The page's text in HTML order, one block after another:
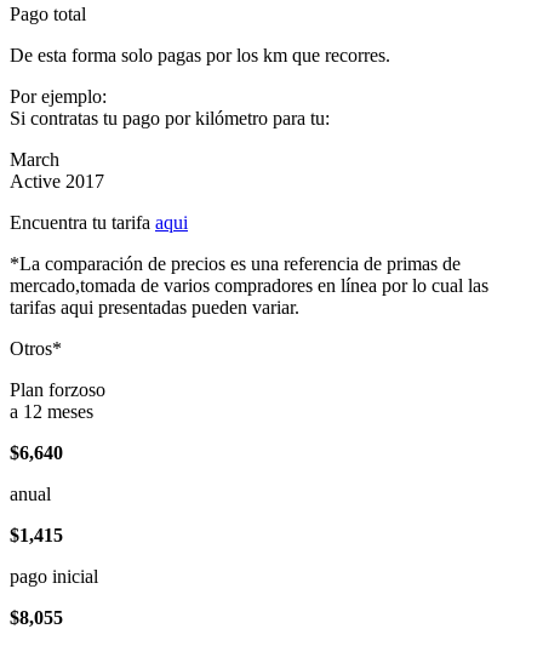
Pago total
De esta forma solo pagas por los km que recorres.
Por ejemplo:
Si contratas tu pago por kilómetro para tu:
March
Active 2017
Encuentra tu tarifa aqui
*La comparación de precios es una referencia de primas de
mercado,tomada de varios compradores en línea por lo cual las
tarifas aqui presentadas pueden variar.
Otros*
Plan forzoso
a 12 meses
$6,640
anual
$1,415
pago inicial
$8,055